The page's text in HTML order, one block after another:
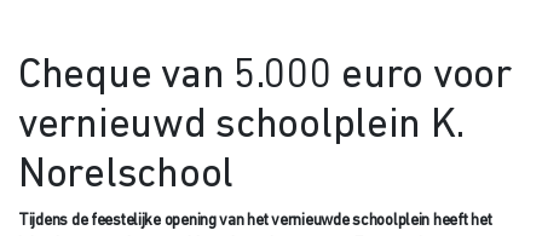
Cheque van 5.000 euro voor
vernieuwd schoolplein K.
Norelschool
Tijdens de feestelijke opening van het vernieuwde schoolplein heeft het